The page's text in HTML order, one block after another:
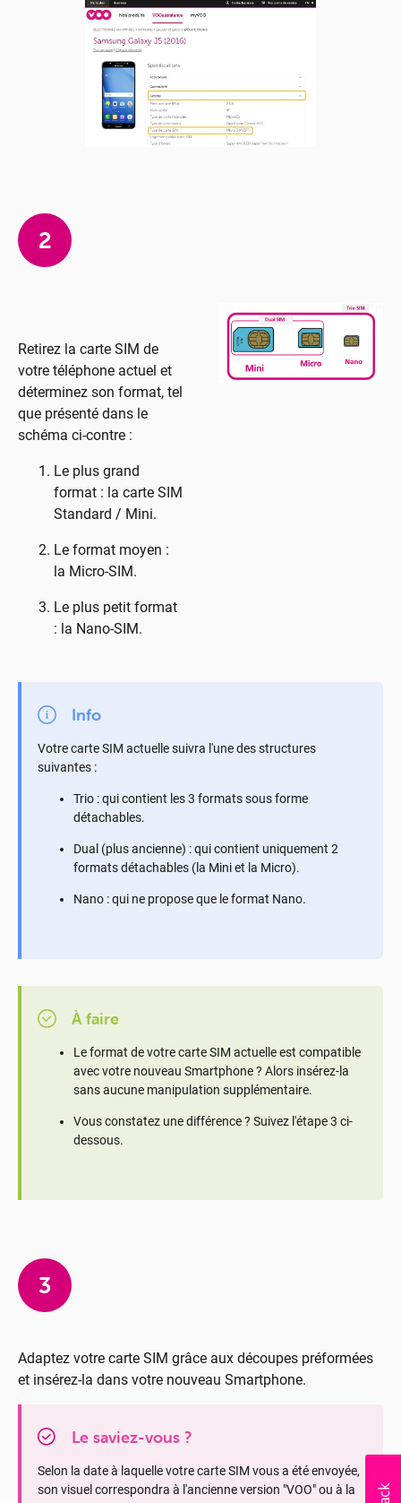
2
Retirez la carte SIM de
votre téléphone actuel et
déterminez son format, tel
que présenté dans le
schéma ci-contre :
Le plus grand
format : la carte SIM
Standard / Mini.
Le format moyen :
la Micro-SIM.
Le plus petit format
: la Nano-SIM.
Info
Votre carte SIM actuelle suivra l'une des structures
suivantes :
Trio : qui contient les 3 formats sous forme
détachables.
Dual (plus ancienne) : qui contient uniquement 2
formats détachables (la Mini et la Micro).
Nano : qui ne propose que le format Nano.
À faire
Le format de votre carte SIM actuelle est compatible
avec votre nouveau Smartphone ? Alors insérez-la
sans aucune manipulation supplémentaire.
Vous constatez une différence ? Suivez l'étape 3 ci-
dessous.
3
Adaptez votre carte SIM grâce aux découpes préformées
et insérez-la dans votre nouveau Smartphone.
Le saviez-vous ?
Selon la date à laquelle votre carte SIM vous a été envoyée,
son visuel correspondra à l'ancienne version "VOO" ou à la